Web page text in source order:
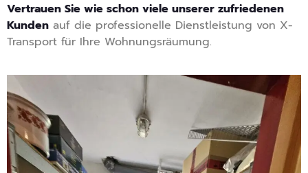
Vertrauen Sie wie schon viele unserer zufriedenen
Kunden auf die professionelle Dienstleistung von X-
Transport für Ihre Wohnungsräumung.